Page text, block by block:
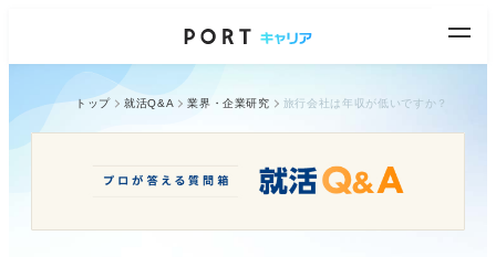
トップ 就活Q&A 業界・企業研究 旅行会社は年収が低いですか？